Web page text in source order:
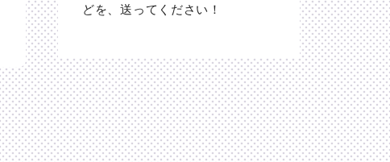
どを、送ってください！